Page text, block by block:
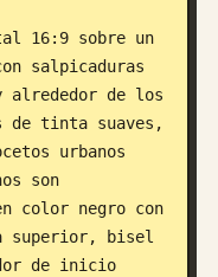
16:9 sobre un
salpicaduras
alrededor de los
de tinta suaves,
urbanos
son
color negro con
superior, bisel
de inicio